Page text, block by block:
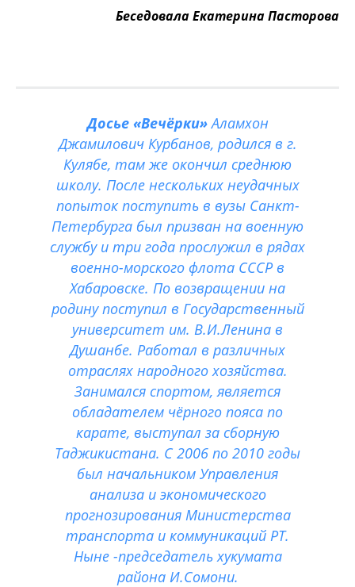
Беседовала Екатерина Пасторова
Досье «Вечёрки»Аламхон
Джамилович Курбанов, родился в г.
Кулябе, там же окончил среднюю
школу. После нескольких неудачных
попыток поступить в вузы Санкт-
Петербурга был призван на военную
службу и три года прослужил в рядах
военно-морского флота СССР в
Хабаровске. По возвращении на
родину поступил в Государственный
университет им. В.И.Ленина в
Душанбе. Работал в различных
отраслях народного хозяйства.
Занимался спортом, является
обладателем чёрного пояса по
карате, выступал за сборную
Таджикистана. С 2006 по 2010 годы
был начальником Управления
анализа и экономического
прогнозирования Министерства
транспорта и коммуникаций РТ.
Ныне -председатель хукумата
района И.Сомони.